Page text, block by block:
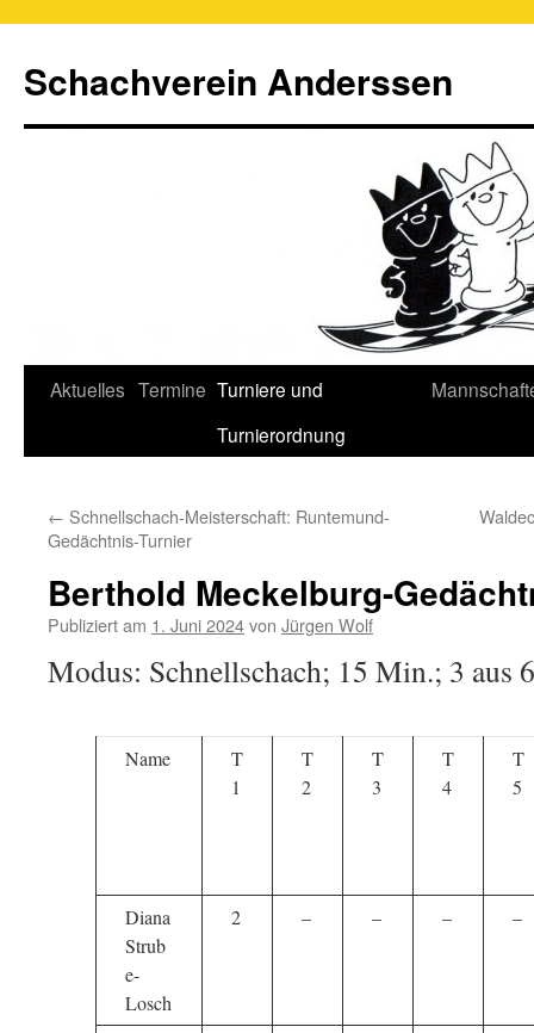
Schachverein Anderssen
Springe
Aktuelles Termine Turniere und
Turnierordnung
← Schnellschach-Meisterschaft: Runtemund-
Gedächtnis-Turnier
Berthold Meckelburg-
Publiziert am 1. Juni 2024von Jürgen Wolf
Modus: Schnellschach; 15 Min.; 3 aus 6
Name
T
1
T
2
T
3
T
4
T
5
Diana
Strub
e-
Losch
2 – – – –